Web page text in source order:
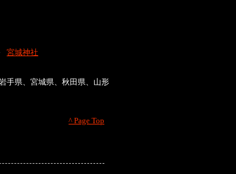
宮城神社
手県、宮城県、秋田県、山形
^ Page Top